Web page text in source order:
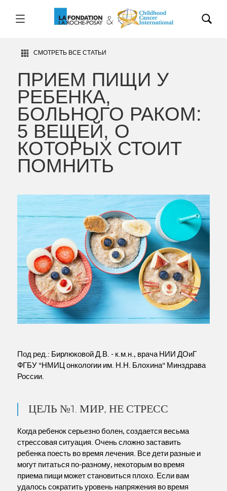
СМОТРЕТЬ ВСЕ СТАТЬИ
ПРИЕМ ПИЩИ У
РЕБЕНКА,
БОЛЬНОГО РАКОМ:
5 ВЕЩЕЙ, О
КОТОРЫХ СТОИТ
ПОМНИТЬ
Под ред.: Бирлюковой Д.В. - к.м.н., врача НИИ ДОиГ
ФГБУ "НМИЦ онкологии им. Н.Н. Блохина" Минздрава
России.
ЦЕЛЬ №1. МИР, НЕ СТРЕСС
Когда ребенок серьезно болен, создается весьма
стрессовая ситуация. Очень сложно заставить
ребенка поесть во время лечения. Все дети разные и
могут питаться по-разному, некоторым во время
приема пищи может становиться плохо. Если вам
удалось сократить уровень напряжения во время